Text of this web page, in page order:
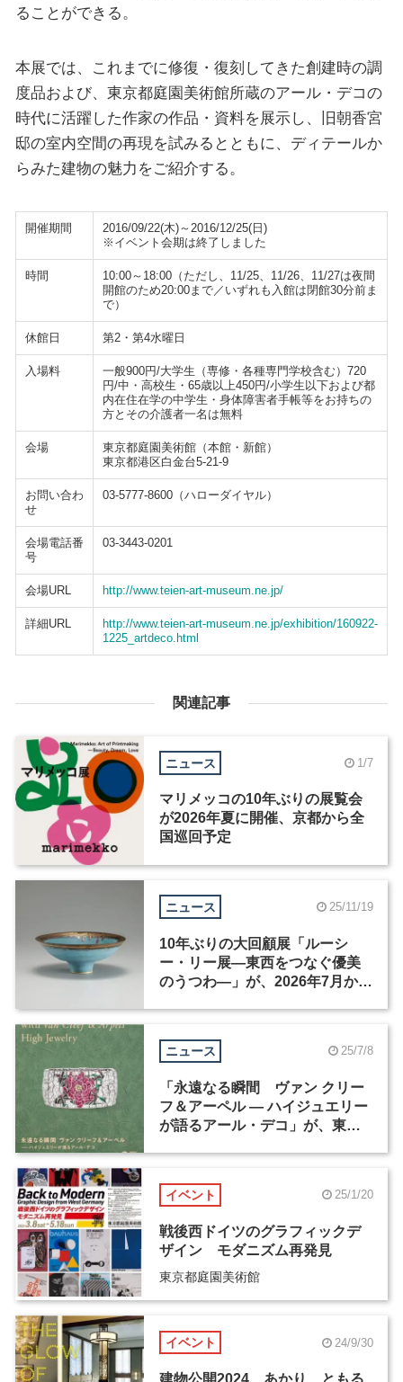
ることができる。
本展では、これまでに修復・復刻してきた創建時の調
度品および、東京都庭園美術館所蔵のアール・デコの
時代に活躍した作家の作品・資料を展示し、旧朝香宮
邸の室内空間の再現を試みるとともに、ディテールか
らみた建物の魅力をご紹介する。
開催期間
2016/09/22(木)～2016/12/25(日)
※イベント会期は終了しました
時間
10:00～18:00（ただし、11/25、11/26、11/27は夜間
開館のため20:00まで／いずれも入館は閉館30分前ま
で）
休館日 第2・第4水曜日
入場料
一般900円/大学生（専修・各種専門学校含む）720
円/中・高校生・65歳以上450円/小学生以下および都
内在住在学の中学生・身体障害者手帳等をお持ちの
方とその介護者一名は無料
会場
東京都庭園美術館（本館・新館）
東京都港区白金台5-21-9
お問い合わ
せ
03-5777-8600（ハローダイヤル）
会場電話番
号
03-3443-0201
会場URL http://www.teien-art-museum.ne.jp/
詳細URL
http://www.teien-art-museum.ne.jp/exhibition/160922-
1225_artdeco.html
関連記事
ニュース 1/7
マリメッコの10年ぶりの展覧会
が2026年夏に開催、京都から全
国巡回予定
ニュース 25/11/19
10年ぶりの大回顧展「ルーシ
ー・リー展―東西をつなぐ優美
のうつわ―」が、2026年7月から
ニュース 25/7/8
「永遠なる瞬間 ヴァン クリー
フ＆アーペル ― ハイジュエリー
が語るアール・デコ」が、東京
イベント 25/1/20
戦後西ドイツのグラフィックデ
ザイン モダニズム再発見
東京都庭園美術館
イベント 24/9/30
建物公開2024 あかり、ともる